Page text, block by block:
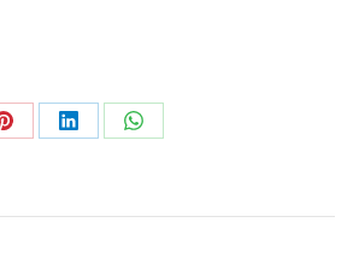
Deel
Pinterest
Deel
LinkedIn
Deel
WhatsApp